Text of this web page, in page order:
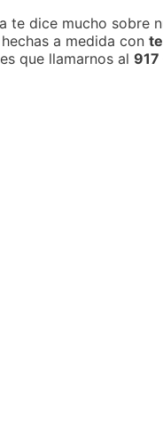
te dice mucho sobre
a medida con
que llamarnos al